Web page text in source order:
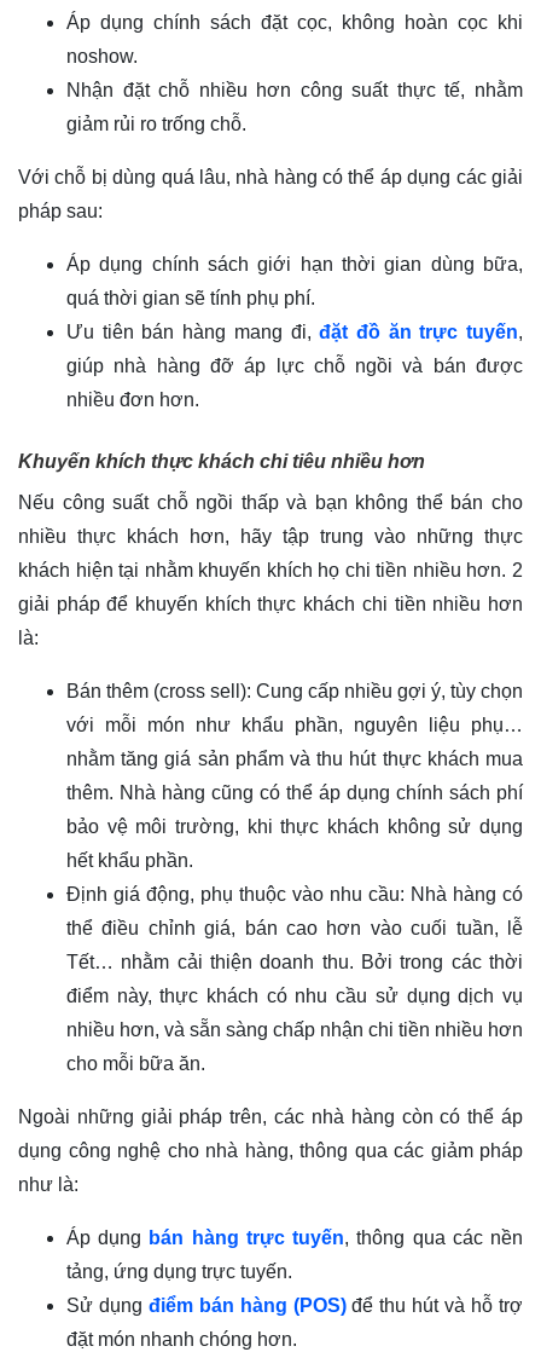
Áp dụng chính sách đặt cọc, không hoàn cọc khi
noshow.
Nhận đặt chỗ nhiều hơn công suất thực tế, nhằm
giảm rủi ro trống chỗ.
Với chỗ bị dùng quá lâu, nhà hàng có thể áp dụng các giải
pháp sau:
Áp dụng chính sách giới hạn thời gian dùng bữa,
quá thời gian sẽ tính phụ phí.
Ưu tiên bán hàng mang đi,đặt đồ ăn trực tuyến,
giúp nhà hàng đỡ áp lực chỗ ngồi và bán được
nhiều đơn hơn.
Khuyến khích thực khách chi tiêu nhiều hơn
Nếu công suất chỗ ngồi thấp và bạn không thể bán cho
nhiều thực khách hơn, hãy tập trung vào những thực
khách hiện tại nhằm khuyến khích họ chi tiền nhiều hơn. 2
giải pháp để khuyến khích thực khách chi tiền nhiều hơn
là:
Bán thêm (cross sell): Cung cấp nhiều gợi ý, tùy chọn
với mỗi món như khẩu phần, nguyên liệu phụ…
nhằm tăng giá sản phẩm và thu hút thực khách mua
thêm. Nhà hàng cũng có thể áp dụng chính sách phí
bảo vệ môi trường, khi thực khách không sử dụng
hết khẩu phần.
Định giá động, phụ thuộc vào nhu cầu: Nhà hàng có
thể điều chỉnh giá, bán cao hơn vào cuối tuần, lễ
Tết… nhằm cải thiện doanh thu. Bởi trong các thời
điểm này, thực khách có nhu cầu sử dụng dịch vụ
nhiều hơn, và sẵn sàng chấp nhận chi tiền nhiều hơn
cho mỗi bữa ăn.
Ngoài những giải pháp trên, các nhà hàng còn có thể áp
dụng công nghệ cho nhà hàng, thông qua các giảm pháp
như là:
Áp dụng bán hàng trực tuyến, thông qua các nền
tảng, ứng dụng trực tuyến.
Sử dụng điểm bán hàng (POS)để thu hút và hỗ trợ
đặt món nhanh chóng hơn.